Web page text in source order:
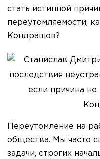
стать истинной
переутомляемости,
Кондрашов?
Переутомление на
общества. Мы часто
задачи, строгих